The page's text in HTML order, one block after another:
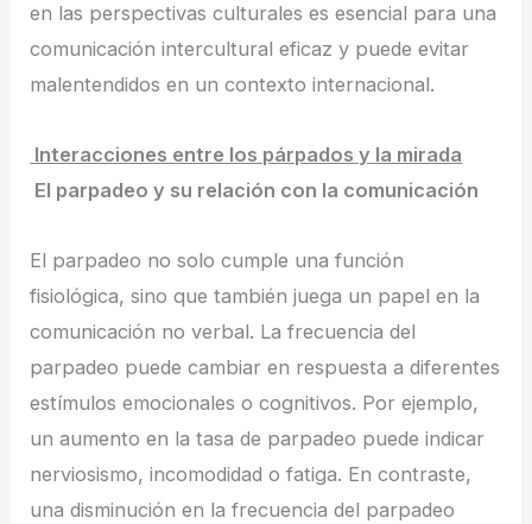
en las perspectivas culturales es esencial para una
comunicación intercultural eficaz y puede evitar
malentendidos en un contexto internacional.
Interacciones entre los párpados y la mirada
El parpadeo y su relación con la comunicación
El parpadeo no solo cumple una función
fisiológica, sino que también juega un papel en la
comunicación no verbal. La frecuencia del
parpadeo puede cambiar en respuesta a diferentes
estímulos emocionales o cognitivos. Por ejemplo,
un aumento en la tasa de parpadeo puede indicar
nerviosismo, incomodidad o fatiga. En contraste,
una disminución en la frecuencia del parpadeo